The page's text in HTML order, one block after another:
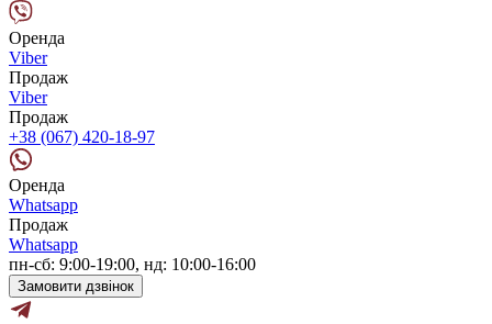
Оренда
Viber
Продаж
Viber
Продаж
+38 (067) 420-18-97
Оренда
Whatsapp
Продаж
Whatsapp
пн-сб: 9:00-19:00, нд: 10:00-16:00
Замовити дзвінок